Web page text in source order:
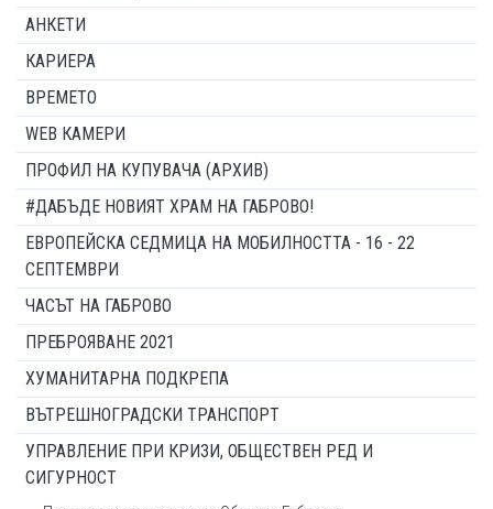
АНКЕТИ
КАРИЕРА
ВРЕМЕТО
WEB КАМЕРИ
ПРОФИЛ НА КУПУВАЧА (АРХИВ)
#ДАБЪДЕ НОВИЯТ ХРАМ НА ГАБРОВО!
ЕВРОПЕЙСКА СЕДМИЦА НА МОБИЛНОСТТА - 16 - 22
СЕПТЕМВРИ
ЧАСЪТ НА ГАБРОВО
ПРЕБРОЯВАНЕ 2021
ХУМАНИТАРНА ПОДКРЕПА
ВЪТРЕШНОГРАДСКИ ТРАНСПОРТ
УПРАВЛЕНИЕ ПРИ КРИЗИ, ОБЩЕСТВЕН РЕД И
СИГУРНОСТ